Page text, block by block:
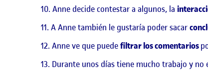
Anne decide contestar a algunos, la
A Anne también le gustaría poder sacar
Anne ve que puedefiltrar los comentarios
Durante unos días tiene mucho trabajo y no